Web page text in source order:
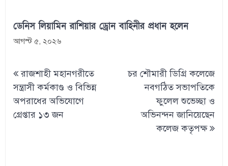
ডেনিস লিয়ামিন রাশিয়ার ড্রোন বাহিনীর প্রধান হলেন
আগস্ট ৫, ২০২৬
navigation
রাজশাহী মহানগরীতে
সন্ত্রাসী কর্মকাণ্ড ও বিভিন্ন
অপরাধের অভিযোগে
গ্রেপ্তার ১৩ জন
চর শৌমারী ডিগ্রি কলেজে
নবগঠিত সভাপতিকে
ফুলেল শুভেচ্ছা ও
অভিনন্দন জানিয়েছেন
কলেজ কতৃপক্ষ